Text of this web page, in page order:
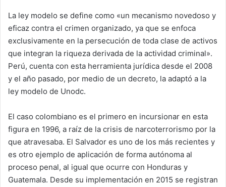
La ley modelo se define como «un mecanismo novedoso y
eficaz contra el crimen organizado, ya que se enfoca
exclusivamente en la persecución de toda clase de activos
que integran la riqueza derivada de la actividad criminal».
Perú, cuenta con esta herramienta jurídica desde el 2008
y el año pasado, por medio de un decreto, la adaptó a la
ley modelo de Unodc.
El caso colombiano es el primero en incursionar en esta
figura en 1996, a raíz de la crisis de narcoterrorismo por la
que atravesaba. El Salvador es uno de los más recientes y
es otro ejemplo de aplicación de forma autónoma al
proceso penal, al igual que ocurre con Honduras y
Guatemala. Desde su implementación en 2015 se registran